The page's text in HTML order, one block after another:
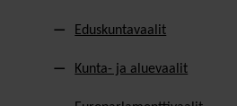
Eduskuntavaalit
Kunta- ja aluevaalit